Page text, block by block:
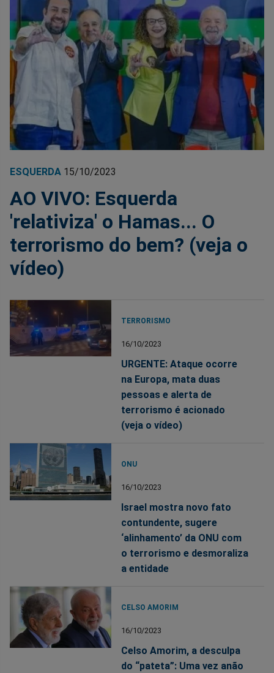
ESQUERDA 15/10/2023
AO VIVO: Esquerda
'relativiza' o Hamas... O
terrorismo do bem? (veja o
vídeo)
TERRORISMO
16/10/2023
URGENTE: Ataque ocorre
na Europa, mata duas
pessoas e alerta de
terrorismo é acionado
(veja o vídeo)
ONU
16/10/2023
Israel mostra novo fato
contundente, sugere
‘alinhamento’ da ONU com
o terrorismo e desmoraliza
a entidade
CELSO AMORIM
16/10/2023
Celso Amorim, a desculpa
do “pateta”: Uma vez anão